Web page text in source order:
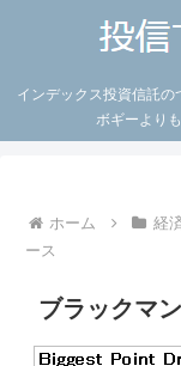
インデックス投資信託
ボギーより
ホーム 経
ース
ブラックマ